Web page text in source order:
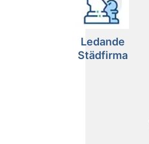
Ledande
Städfirma